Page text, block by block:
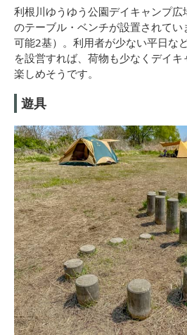
利根川ゆうゆう公園デイキャンプ
のテーブル・ベンチが設置されて
可能2基）。利用者が少ない平日な
を設営すれば、荷物も少なくデイ
楽しめそうです。
遊具